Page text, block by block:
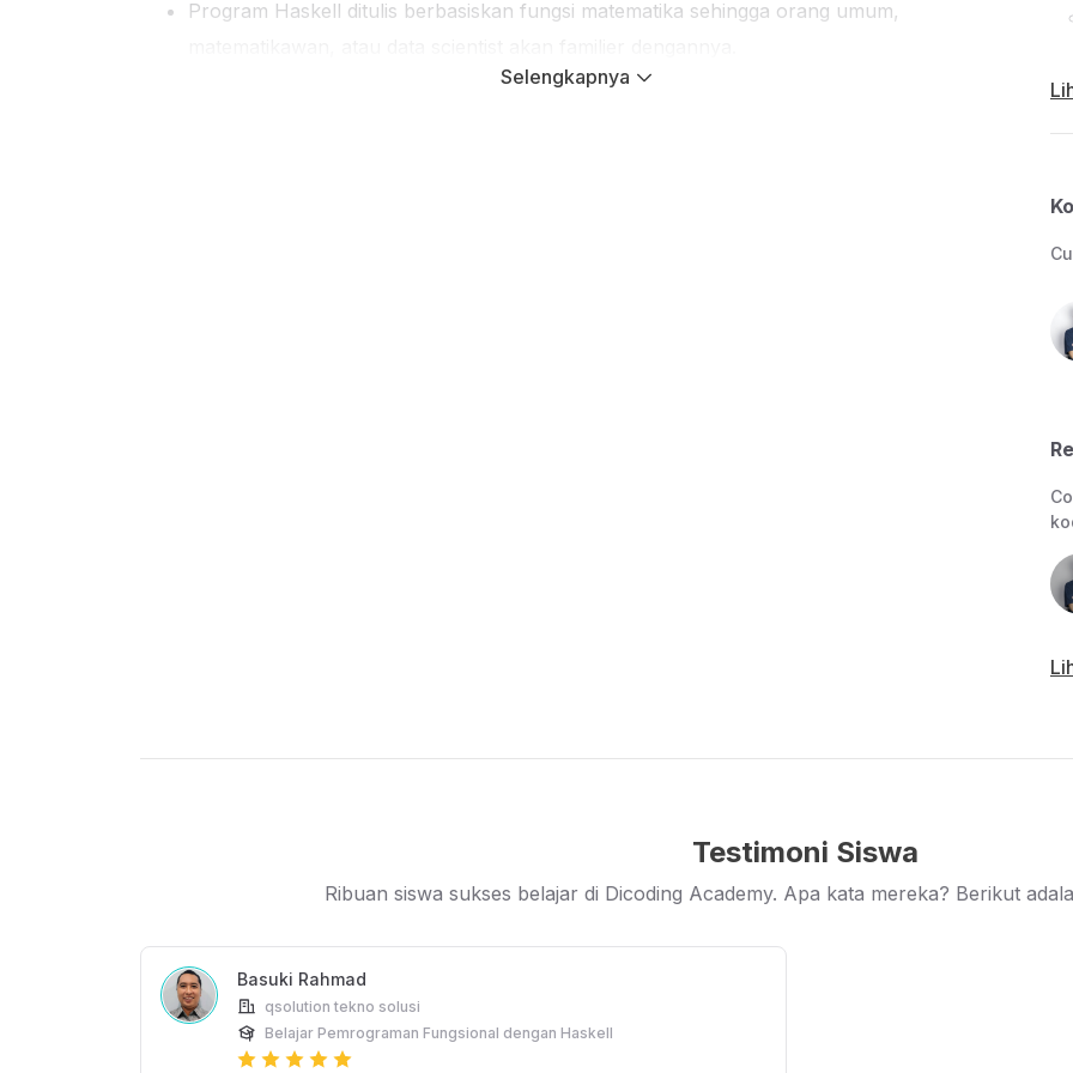
Program Haskell ditulis berbasiskan fungsi matematika sehingga orang umum,
Haskell telah digunakan oleh banyak perusahaan ternama seperti Google, Facebook,
Selengkapnya
Testimoni Siswa
Ribuan siswa sukses belajar di Dicoding Academy. Apa kata mereka? Berikut
Basuki Rahmad
qsolution tekno solusi
Belajar Pemrograman Fungsional dengan Haskell